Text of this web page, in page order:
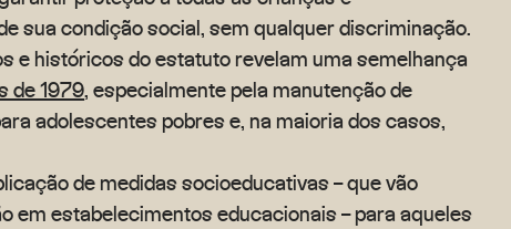
sua condição social, sem qualquer discriminação.
e históricos do estatuto revelam uma semelhança
de 1979, especialmente pela manutenção de
adolescentes pobres e, na maioria dos casos,
de medidas socioeducativas – que vão
em estabelecimentos educacionais – para aqueles